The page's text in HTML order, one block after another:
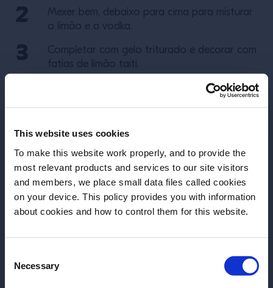
This website uses cookies
To make this website work properly, and to provide the
most relevant products and services to our site visitors
and members, we place small data files called cookies
on your device. This policy provides you with information
about cookies and how to control them for this website.
Selection
Necessary
Antes de começar, precisamos saber sua
Mexer bem, debaixo para cima para misturar
o limão e a vodka.
Completar com gelo triturado e decorar com
fatias de limão taiti.
Mais receitas